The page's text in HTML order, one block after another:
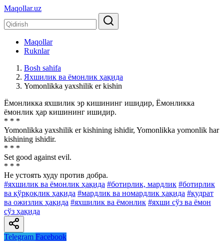
Maqollar.uz
Maqollar
Ruknlar
Bosh sahifa
Яхшилик ва ёмонлик ҳақида
Yomonlikka yaxshilik er kishin
Ёмонликка яхшилик эр кишининг ишидир, Ёмонликка
ёмонлик ҳар кишининг ишидир.
* * *
Yomonlikka yaxshilik er kishining ishidir, Yomonlikka yomonlik har
kishining ishidir.
* * *
Set good against evil.
* * *
He устоять худу против добра.
#яхшилик ва ёмонлик ҳақида #ботирлик, мардлик #ботирлик
ва қўрқоқлик ҳақида #мардлик ва номардлик ҳақида #қудрат
ва ожизлик ҳақида #яхшилик ва ёмонлик #яхши сўз ва ёмон
сўз ҳақида
Telegram Facebook